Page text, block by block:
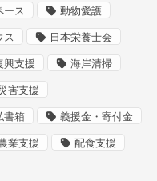
ース 動物愛護
ス 日本栄養士会
興支援 海岸清掃
害支援
書箱 義援金・寄付金
業支援 配食支援